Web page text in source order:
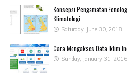
Konsepsi Pengamatan
Klimatologi
Saturday, June 30, 2018
Cara Mengakses Data Iklim
Sunday, January 31, 2016